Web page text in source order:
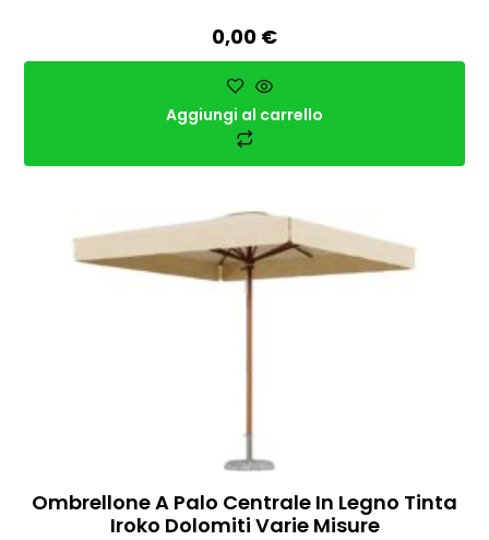
0,00 €
Aggiungi al carrello
Ombrellone A Palo Centrale In Legno Tinta
Iroko Dolomiti Varie Misure